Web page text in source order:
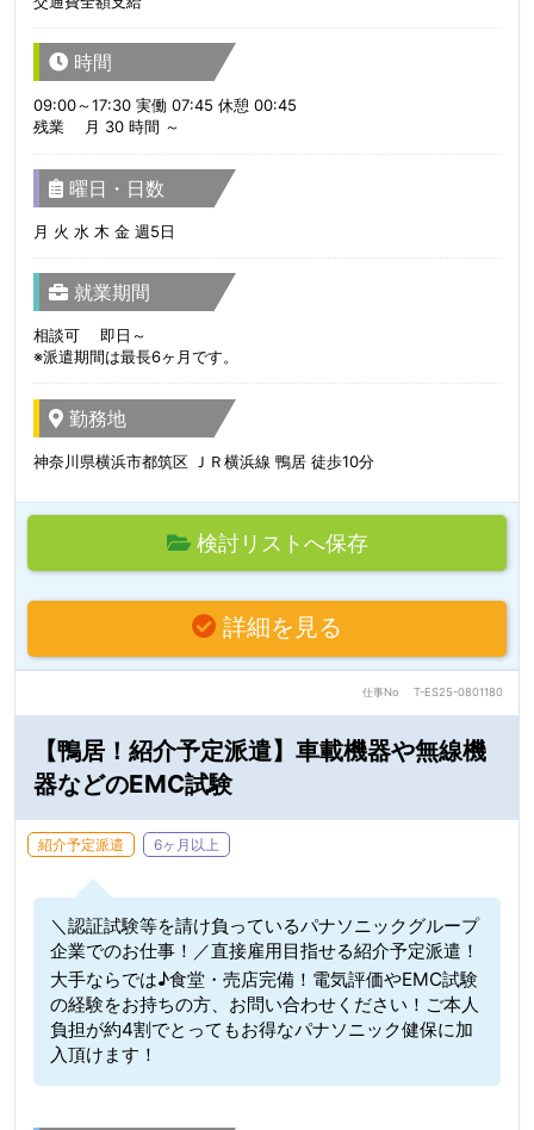
時間
09:00～17:30 実働 07:45 休憩 00:45
残業 月 30 時間 ～
曜日・日数
月 火 水 木 金 週5日
就業期間
相談可 即日～
※派遣期間は最長6ヶ月です。
勤務地
神奈川県横浜市都筑区 ＪＲ横浜線 鴨居 徒歩10分
検討リストへ保存
詳細を見る
仕事No T-ES25-0801180
【鴨居！紹介予定派遣】車載機器や無線機
器などのEMC試験
紹介予定派遣 6ヶ月以上
＼認証試験等を請け負っているパナソニックグループ
企業でのお仕事！／直接雇用目指せる紹介予定派遣！
大手ならでは♪食堂・売店完備！電気評価やEMC試験
の経験をお持ちの方、お問い合わせください！ご本人
負担が約4割でとってもお得なパナソニック健保に加
入頂けます！